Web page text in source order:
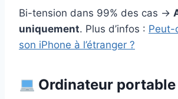
Bi-tension dans 99% des cas →
uniquement. Plus d’infos : Peut-
son iPhone à l’étranger ?
Ordinateur portable